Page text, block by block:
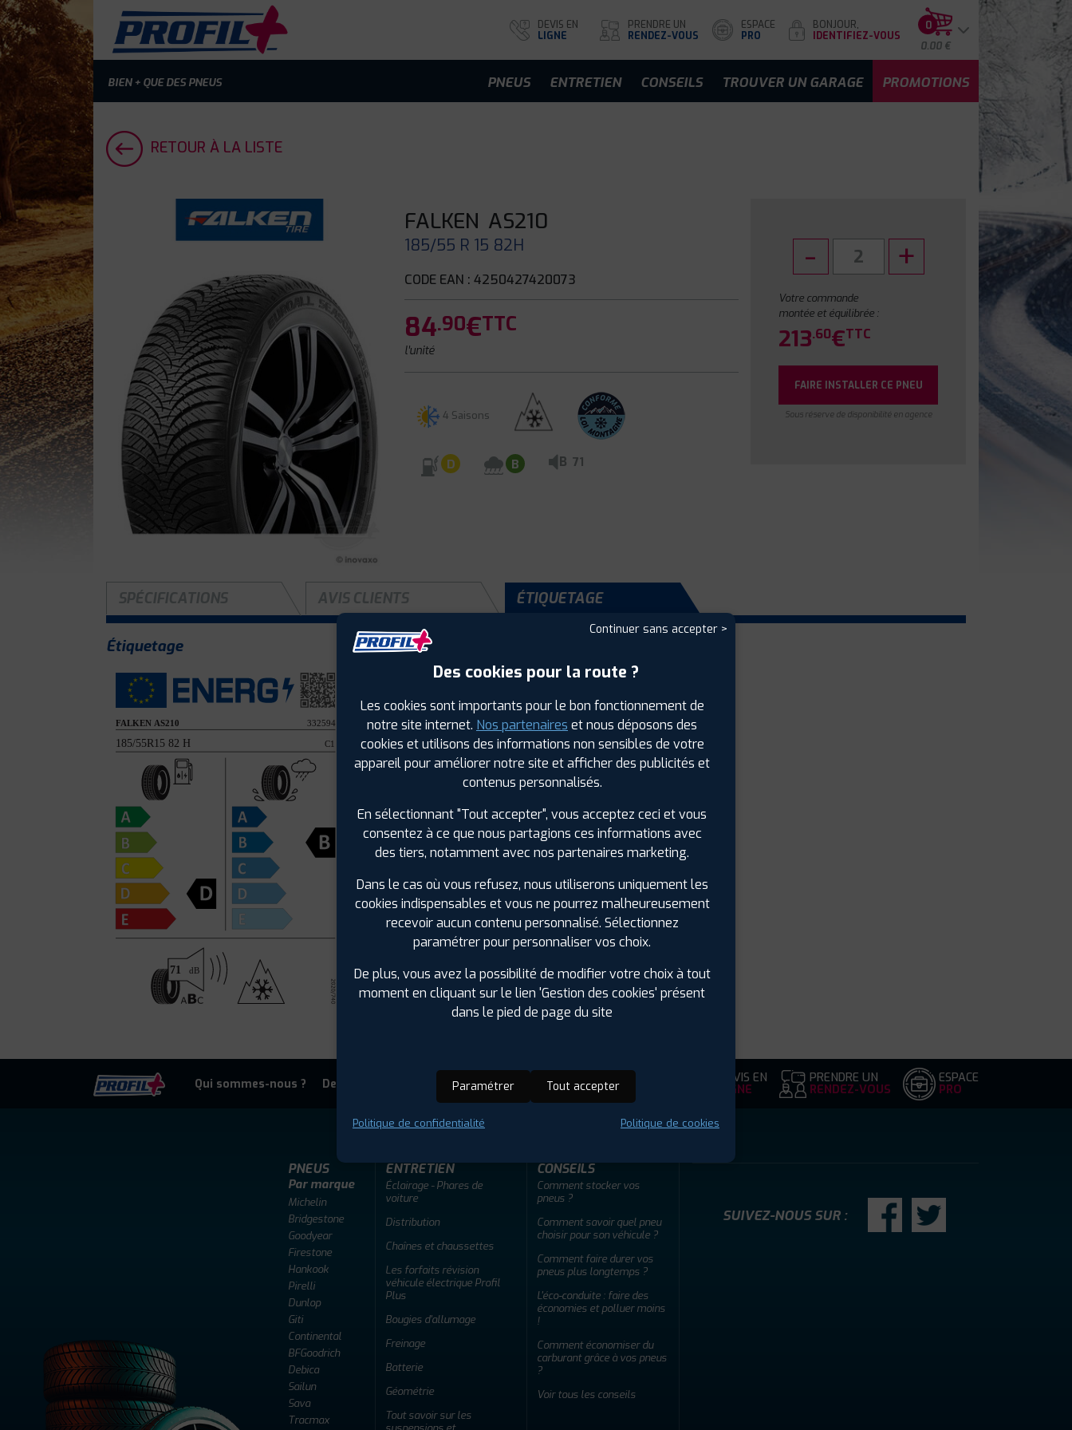
BIEN + QUE DES PNEUS
DEVIS EN
LIGNE
PRENDRE UN
RENDEZ-VOUS
ESPACE
PRO
BONJOUR,
IDENTIFIEZ-VOUS
0
0.00 €
PNEUS ENTRETIEN CONSEILS TROUVER UN GARAGE PROMOTIONS
RETOUR À LA LISTE
FALKEN AS210
185/55 R 15 82H
CODE EAN : 4250427420073
84.90€TTC
l'unité
4 Saisons
D B B 71
Votre commande
montée et équilibrée :
213.60€TTC
FAIRE INSTALLER CE PNEU
Sous réserve de disponibilité en agence
SPÉCIFICATIONS AVIS CLIENTS ÉTIQUETAGE
Étiquetage
4 Saisons
Largeur :185
Hauteur :55
Diamètre :15
Charge :82
Bruit de roulement externe : 71
Résistance au roulement :
Adhérence sur sol mouillé : B
Code EAN :
Qui sommes-nous ? Devenir adherent Offres d'emploi FAQ DEVIS EN
LIGNE
PRENDRE UN
RENDEZ-VOUS
ESPACE
PRO
PNEUS
Par marque
Michelin
Bridgestone
Goodyear
Firestone
Hankook
Pirelli
Dunlop
Giti
Continental
BFGoodrich
Debica
Sailun
Sava
Tracmax
ENTRETIEN
Éclairage - Phares de
voiture
Distribution
Chaînes et chaussettes
Les forfaits révision
véhicule électrique Profil
Plus
Bougies d'allumage
Freinage
Batterie
Géométrie
Tout savoir sur les
CONSEILS
Comment stocker vos
pneus ?
Comment savoir quel pneu
choisir pour son véhicule ?
Comment faire durer vos
pneus plus longtemps ?
L'éco-conduite : faire des
économies et polluer moins
!
Comment économiser du
carburant grâce à vos pneus
?
Voir tous les conseils
SUIVEZ-NOUS SUR :
Continuer sans accepter >
Des cookies pour la route ?
Les cookies sont importants pour le bon fonctionnement de
notre site internet. Nos partenaires et nous déposons des
cookies et utilisons des informations non sensibles de votre
appareil pour améliorer notre site et afficher des publicités et
contenus personnalisés.
En sélectionnant "Tout accepter", vous acceptez ceci et vous
consentez à ce que nous partagions ces informations avec
des tiers, notamment avec nos partenaires marketing.
Dans le cas où vous refusez, nous utiliserons uniquement les
cookies indispensables et vous ne pourrez malheureusement
recevoir aucun contenu personnalisé. Sélectionnez
paramétrer pour personnaliser vos choix.
De plus, vous avez la possibilité de modifier votre choix à tout
moment en cliquant sur le lien 'Gestion des cookies' présent
dans le pied de page du site
Paramétrer Tout accepter
Politique de confidentialité Politique de cookies